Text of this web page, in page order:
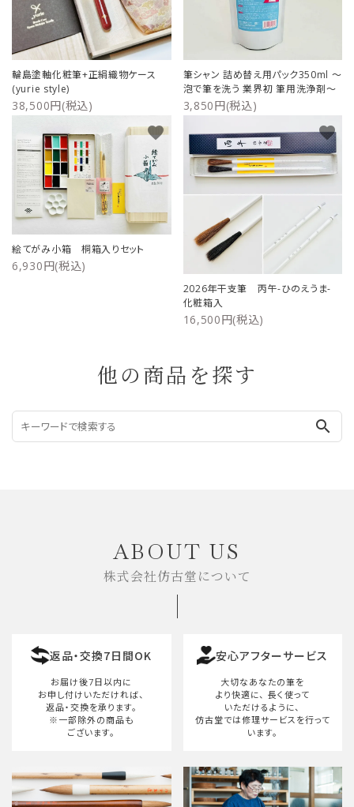
輪島塗軸化粧筆+正絹織物ケース
(yurie style)
38,500円(税込)
筆シャン 詰め替え用パック350ml ～
泡で筆を洗う 業界初 筆用洗浄剤～
3,850円(税込)
絵てがみ小箱 桐箱入りセット
6,930円(税込)
favorite
2026年干支筆 丙午-ひのえうま-
化粧箱入
16,500円(税込)
favorite
他の商品を探す
search
ABOUT US
株式会社仿古堂について
返品・交換7日間OK
お届け後7日以内に
お申し付けいただければ、
返品・交換を承ります。
※一部除外の商品も
ございます。
安心アフターサービス
大切なあなたの筆を
より快適に、 長く使って
いただけるように、
仿古堂では修理サービスを行って
います。